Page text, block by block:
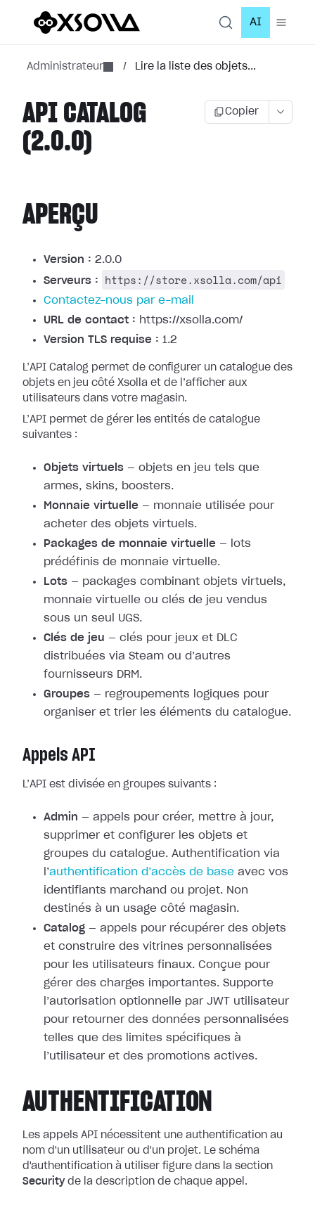
AI
Administrateur / Lire la liste des objets...
API CATALOG
(2.0.0)
Copier
APERÇU
Version : 2.0.0
Serveurs :
https://store.xsolla.com/api
Contactez-nous par e-mail
URL de contact : https://xsolla.com/
Version TLS requise : 1.2
L’API Catalog permet de configurer un catalogue des
objets en jeu côté Xsolla et de l’afficher aux
utilisateurs dans votre magasin.
L’API permet de gérer les entités de catalogue
suivantes :
Objets virtuels — objets en jeu tels que
armes, skins, boosters.
Monnaie virtuelle — monnaie utilisée pour
acheter des objets virtuels.
Packages de monnaie virtuelle — lots
prédéfinis de monnaie virtuelle.
Lots — packages combinant objets virtuels,
monnaie virtuelle ou clés de jeu vendus
sous un seul UGS.
Clés de jeu — clés pour jeux et DLC
distribuées via Steam ou d’autres
fournisseurs DRM.
Groupes — regroupements logiques pour
organiser et trier les éléments du catalogue.
Appels API
L’API est divisée en groupes suivants :
Admin — appels pour créer, mettre à jour,
supprimer et configurer les objets et
groupes du catalogue. Authentification via
l’authentification d’accès de base avec vos
identifiants marchand ou projet. Non
destinés à un usage côté magasin.
Catalog — appels pour récupérer des objets
et construire des vitrines personnalisées
pour les utilisateurs finaux. Conçue pour
gérer des charges importantes. Supporte
l’autorisation optionnelle par JWT utilisateur
pour retourner des données personnalisées
telles que des limites spécifiques à
l’utilisateur et des promotions actives.
AUTHENTIFICATION
Les appels API nécessitent une authentification au
nom d'un utilisateur ou d'un projet. Le schéma
d'authentification à utiliser figure dans la section
Securityde la description de chaque appel.